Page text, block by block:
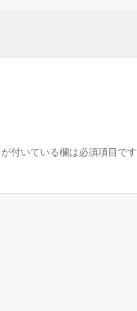
が付いている欄は必須項目です